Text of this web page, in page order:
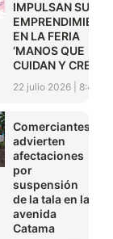
IMPULSAN SUS
EN LA FERIA
‘MANOS QUE
CUIDAN Y CREAN’
22 julio 2026 8:45
Comerciantes
advierten
afectaciones
por
suspensión
de la tala en la
avenida
Catama